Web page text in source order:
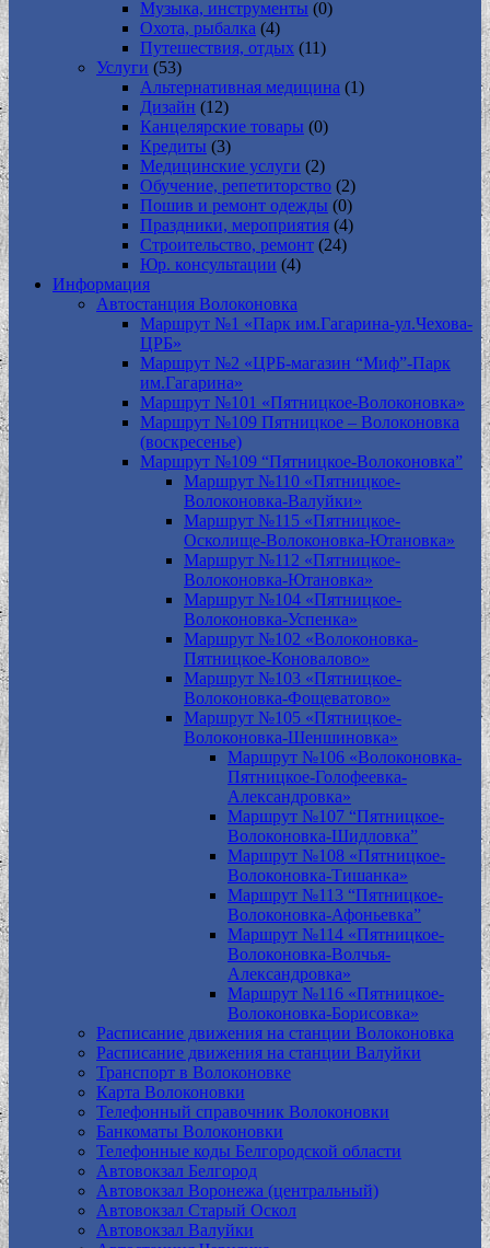
Музыка, инструменты (0)
Охота, рыбалка (4)
Путешествия, отдых (11)
Услуги (53)
Альтернативная медицина (1)
Дизайн (12)
Канцелярские товары (0)
Кредиты (3)
Медицинские услуги (2)
Обучение, репетиторство (2)
Пошив и ремонт одежды (0)
Праздники, мероприятия (4)
Строительство, ремонт (24)
Юр. консультации (4)
Информация
Автостанция Волоконовка
Маршрут №1 «Парк им.Гагарина-ул.Чехова-
ЦРБ»
Маршрут №2 «ЦРБ-магазин “Миф”-Парк
им.Гагарина»
Маршрут №101 «Пятницкое-Волоконовка»
Маршрут №109 Пятницкое – Волоконовка
(воскресенье)
Маршрут №109 “Пятницкое-Волоконовка”
Маршрут №110 «Пятницкое-
Волоконовка-Валуйки»
Маршрут №115 «Пятницкое-
Осколище-Волоконовка-Ютановка»
Маршрут №112 «Пятницкое-
Волоконовка-Ютановка»
Маршрут №104 «Пятницкое-
Волоконовка-Успенка»
Маршрут №102 «Волоконовка-
Пятницкое-Коновалово»
Маршрут №103 «Пятницкое-
Волоконовка-Фощеватово»
Маршрут №105 «Пятницкое-
Волоконовка-Шеншиновка»
Маршрут №106 «Волоконовка-
Пятницкое-Голофеевка-
Александровка»
Маршрут №107 “Пятницкое-
Волоконовка-Шидловка”
Маршрут №108 «Пятницкое-
Волоконовка-Тишанка»
Маршрут №113 “Пятницкое-
Волоконовка-Афоньевка”
Маршрут №114 «Пятницкое-
Волоконовка-Волчья-
Александровка»
Маршрут №116 «Пятницкое-
Волоконовка-Борисовка»
Расписание движения на станции Волоконовка
Расписание движения на станции Валуйки
Транспорт в Волоконовке
Карта Волоконовки
Телефонный справочник Волоконовки
Банкоматы Волоконовки
Телефонные коды Белгородской области
Автовокзал Белгород
Автовокзал Воронежа (центральный)
Автовокзал Старый Оскол
Автовокзал Валуйки